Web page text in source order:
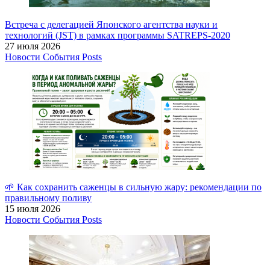
Встреча с делегацией Японского агентства науки и
технологий (JST) в рамках программы SATREPS-2020
27 июля 2026
Новости События Posts
🌱 Как сохранить саженцы в сильную жару: рекомендации по
правильному поливу
15 июля 2026
Новости События Posts